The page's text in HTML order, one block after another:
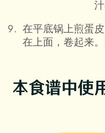
在平底锅上煎蛋
在上面，卷起来
本食谱中使